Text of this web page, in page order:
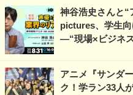
神谷浩史さんと“
pictures、学生
―“現場×ビジネ
アニメ『サンダ
ク！学ラン33人